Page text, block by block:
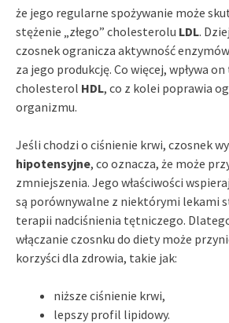
że jego regularne spożywanie może
stężenie „złego” cholesterolu LDL.
czosnek ogranicza aktywność
za jego produkcję. Co więcej, wpływa
cholesterol HDL, co z kolei poprawia
organizmu.
Jeśli chodzi o ciśnienie krwi, czosnek
hipotensyjne, co oznacza, że może
zmniejszenia. Jego właściwości
są porównywalne z niektórymi lekami
terapii nadciśnienia tętniczego.
włączanie czosnku do diety może
korzyści dla zdrowia, takie jak:
niższe ciśnienie krwi,
lepszy profil lipidowy.